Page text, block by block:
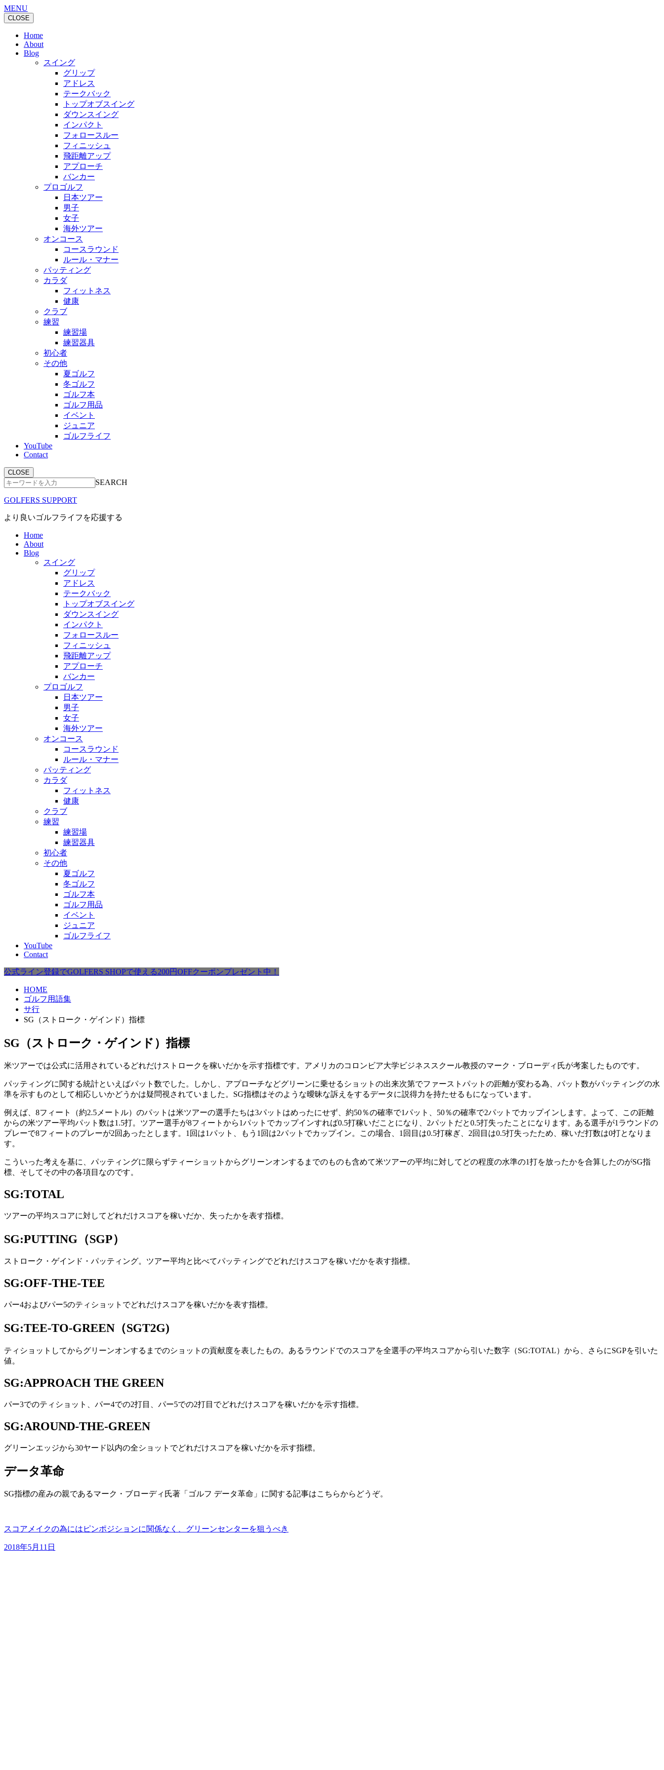
MENU
CLOSE
Home
About
Blog
スイング
グリップ
アドレス
テークバック
トップオブスイング
ダウンスイング
インパクト
フォロースルー
フィニッシュ
飛距離アップ
アプローチ
バンカー
プロゴルフ
日本ツアー
男子
女子
海外ツアー
オンコース
コースラウンド
ルール・マナー
パッティング
カラダ
フィットネス
健康
クラブ
練習
練習場
練習器具
初心者
その他
夏ゴルフ
冬ゴルフ
ゴルフ本
ゴルフ用品
イベント
ジュニア
ゴルフライフ
YouTube
Contact
CLOSE
SEARCH
GOLFERS SUPPORT
より良いゴルフライフを応援する
Home
About
Blog
スイング
グリップ
アドレス
テークバック
トップオブスイング
ダウンスイング
インパクト
フォロースルー
フィニッシュ
飛距離アップ
アプローチ
バンカー
プロゴルフ
日本ツアー
男子
女子
海外ツアー
オンコース
コースラウンド
ルール・マナー
パッティング
カラダ
フィットネス
健康
クラブ
練習
練習場
練習器具
初心者
その他
夏ゴルフ
冬ゴルフ
ゴルフ本
ゴルフ用品
イベント
ジュニア
ゴルフライフ
YouTube
Contact
公式ライン登録でGOLFERS SHOPで使える200円OFFクーポンプレゼント中！
HOME
ゴルフ用語集
サ行
SG（ストローク・ゲインド）指標
SG（ストローク・ゲインド）指標
米ツアーでは公式に活用されているどれだけストロークを稼いだかを示す指標です。アメリカのコロンビア大学ビジネススクール教授のマーク・ブローディ氏が考案したものです。
パッティングに関する統計といえばパット数でした。しかし、アプローチなどグリーンに乗せるショットの出来次第でファーストパットの距離が変わる為、パット数がパッティングの水
準を示すものとして相応しいかどうかは疑問視されていました。SG指標はそのような曖昧な訴えをするデータに説得力を持たせるもになっています。
例えば、8フィート（約2.5メートル）のパットは米ツアーの選手たちは3パットはめったにせず、約50％の確率で1パット、50％の確率で2パットでカップインします。よって、この距離
からの米ツアー平均パット数は1.5打。ツアー選手が8フィートから1パットでカップインすれば0.5打稼いだことになり、2パットだと0.5打失ったことになります。ある選手が1ラウンドの
プレーで8フィートのプレーが2回あったとします。1回は1パット、もう1回は2パットでカップイン。この場合、1回目は0.5打稼ぎ、2回目は0.5打失ったため、稼いだ打数は0打となりま
す。
こういった考えを基に、パッティングに限らずティーショットからグリーンオンするまでのものも含めて米ツアーの平均に対してどの程度の水準の1打を放ったかを合算したのがSG指
標、そしてその中の各項目なのです。
SG:TOTAL
ツアーの平均スコアに対してどれだけスコアを稼いだか、失ったかを表す指標。
SG:PUTTING（SGP）
ストローク・ゲインド・パッティング。ツアー平均と比べてパッティングでどれだけスコアを稼いだかを表す指標。
SG:OFF-THE-TEE
パー4およびパー5のティショットでどれだけスコアを稼いだかを表す指標。
SG:TEE-TO-GREEN（SGT2G)
ティショットしてからグリーンオンするまでのショットの貢献度を表したもの。あるラウンドでのスコアを全選手の平均スコアから引いた数字（SG:TOTAL）から、さらにSGPを引いた
値。
SG:APPROACH THE GREEN
パー3でのティショット、パー4での2打目、パー5での2打目でどれだけスコアを稼いだかを示す指標。
SG:AROUND-THE-GREEN
グリーンエッジから30ヤード以内の全ショットでどれだけスコアを稼いだかを示す指標。
データ革命
SG指標の産みの親であるマーク・ブローディ氏著「ゴルフ データ革命」に関する記事はこちらからどうぞ。
スコアメイクの為にはピンポジションに関係なく、グリーンセンターを狙うべき
2018年5月11日